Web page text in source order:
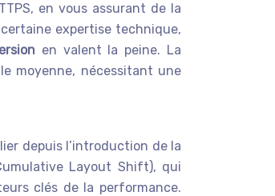
en vous assurant de la
expertise technique,
en valent la peine. La
moyenne, nécessitant une
depuis l’introduction de la
Layout Shift), qui
clés de la performance.